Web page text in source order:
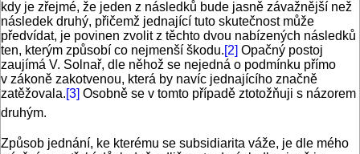
kdy je zřejmé, že jeden z následků bude jasně závažnější než
následek druhý, přičemž jednající tuto skutečnost může
předvídat, je povinen zvolit z těchto dvou nabízených následků
ten, kterým způsobí co nejmenší škodu.[2] Opačný postoj
zaujímá V. Solnař, dle něhož se nejedná o podmínku přímo
v zákoně zakotvenou, která by navíc jednajícího značně
zatěžovala.[3] Osobně se v tomto případě ztotožňuji s názorem
druhým.
Způsob jednání, ke kterému se subsidiarita váže, je dle mého